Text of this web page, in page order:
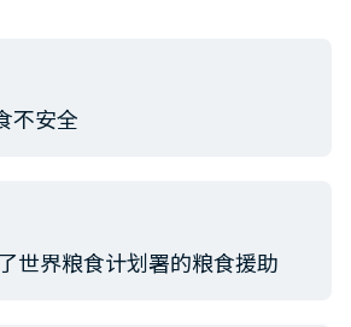
不安全
世界粮食计划署的粮食援助